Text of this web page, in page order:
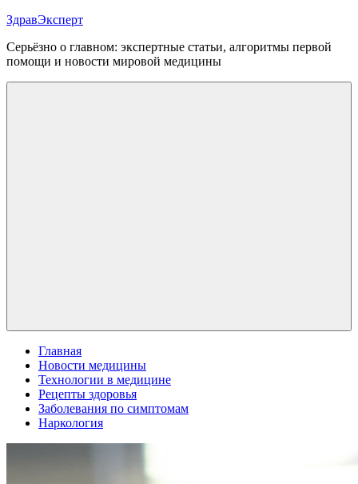
Перейти
содержимому
ЗдравЭксперт
Серьёзно о главном: экспертные статьи, алгоритмы первой
помощи и новости мировой медицины
Главная
Новости медицины
Технологии в медицине
Рецепты здоровья
Заболевания по симптомам
Наркология